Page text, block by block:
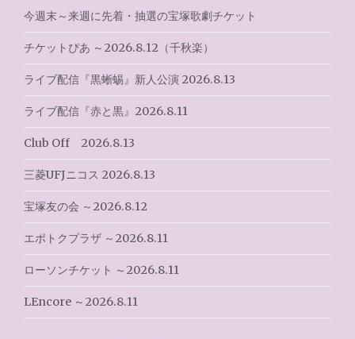
シ
ョ
ン
今週末～来週に先着・抽選の宝塚歌劇チケット
チケットぴあ ～2026.8.12（千秋楽）
ライブ配信『黒蜥蜴』新人公演 2026.8.13
ライブ配信『赤と黒』2026.8.11
Club Off 2026.8.13
三菱UFJニコス 2026.8.13
宝塚友の会 ～2026.8.12
エポトクプラザ ～2026.8.11
ローソンチケット ～2026.8.11
LEncore ～2026.8.11